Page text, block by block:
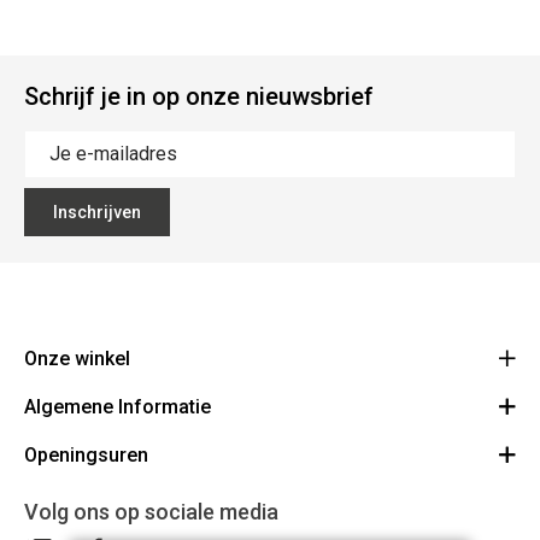
Schrijf je in op onze nieuwsbrief
Inschrijven
Onze winkel
Ecoflora
1500 Halle
32(0)2.361.77.61
Algemene Informatie
Vacatures
Bestellen en Betalen
Openingsuren
Maandag : gesloten
Volg ons op sociale media